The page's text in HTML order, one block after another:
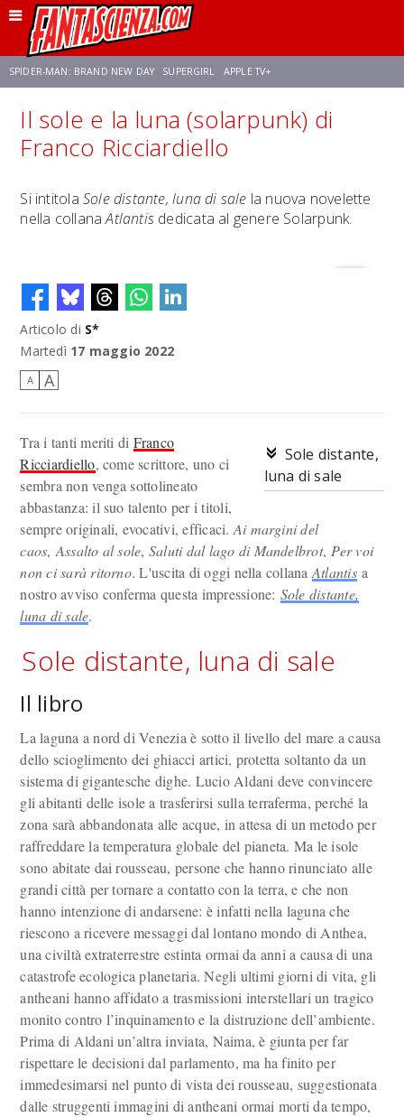
SPIDER-MAN: BRAND NEW DAY SUPERGIRL APPLE TV+
FRANCO RICCIARDIELLO ZENDAYA STAR TREK AVENGERS: DOOMSDAY
Il sole e la luna (solarpunk) di
Franco Ricciardiello
Si intitola Sole distante, luna di sale la nuova novelette
nella collanaAtlantis dedicata al genere Solarpunk.
Articolo di S*
Martedì 17 maggio 2022
A A
Sole distante,
luna di sale
Tra i tanti meriti di Franco
Ricciardiello, come scrittore, uno ci
sembra non venga sottolineato
abbastanza: il suo talento per i titoli,
sempre originali, evocativi, efficaci. Ai margini del
caos, Assalto al sole, Saluti dal lago di Mandelbrot, Per voi
non ci sarà ritorno. L'uscita di oggi nella collana Atlantisa
nostro avviso conferma questa impressione: Sole distante,
luna di sale.
Sole distante, luna di sale
Il libro
La laguna a nord di Venezia è sotto il livello del mare a causa
dello scioglimento dei ghiacci artici, protetta soltanto da un
sistema di gigantesche dighe. Lucio Aldani deve convincere
gli abitanti delle isole a trasferirsi sulla terraferma, perché la
zona sarà abbandonata alle acque, in attesa di un metodo per
raffreddare la temperatura globale del pianeta. Ma le isole
sono abitate dai rousseau, persone che hanno rinunciato alle
grandi città per tornare a contatto con la terra, e che non
hanno intenzione di andarsene: è infatti nella laguna che
riescono a ricevere messaggi dal lontano mondo di Anthea,
una civiltà extraterrestre estinta ormai da anni a causa di una
catastrofe ecologica planetaria. Negli ultimi giorni di vita, gli
antheani hanno affidato a trasmissioni interstellari un tragico
monito contro l’inquinamento e la distruzione dell’ambiente.
Prima di Aldani un’altra inviata, Naima, è giunta per far
rispettare le decisioni dal parlamento, ma ha finito per
immedesimarsi nel punto di vista dei rousseau, suggestionata
dalle struggenti immagini di antheani ormai morti da tempo,